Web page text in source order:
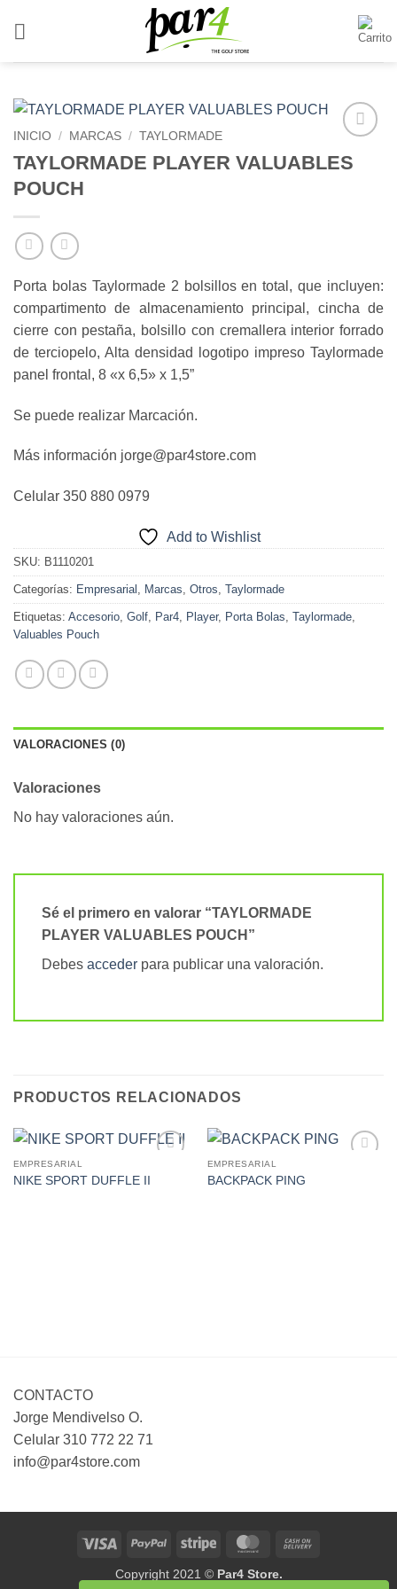
Add to
Wishlist
INICIO / MARCAS / TAYLORMADE
TAYLORMADE PLAYER VALUABLES
POUCH
Porta bolas Taylormade 2 bolsillos en total, que incluyen:
compartimento de almacenamiento principal, cincha de
cierre con pestaña, bolsillo con cremallera interior forrado
de terciopelo, Alta densidad logotipo impreso Taylormade
panel frontal, 8 «x 6,5» x 1,5”
Se puede realizar Marcación.
Más información jorge@par4store.com
Celular 350 880 0979
Add to Wishlist
SKU: B1110201
Categorías: Empresarial Marcas Otros Taylormade
Etiquetas: Accesorio Golf Par4 Player, Porta Bolas Taylormade
Valuables Pouch
VALORACIONES (0)
Valoraciones
No hay valoraciones aún.
Sé el primero en valorar “TAYLORMADE
PLAYER VALUABLES POUCH”
Debes acceder para publicar una valoración.
PRODUCTOS RELACIONADOS
Wishlist
EMPRESARIAL
NIKE SPORT DUFFLE II
EMPRESARIAL
BACKPACK PING
CONTACTO
Jorge Mendivelso O.
Celular 310 772 22 71
info@par4store.com
Visa PayPal Stripe MasterCard
Delivery
Copyright 2021 © Par4 Store.